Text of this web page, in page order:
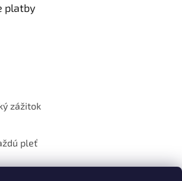
platby
zážitok
pleť